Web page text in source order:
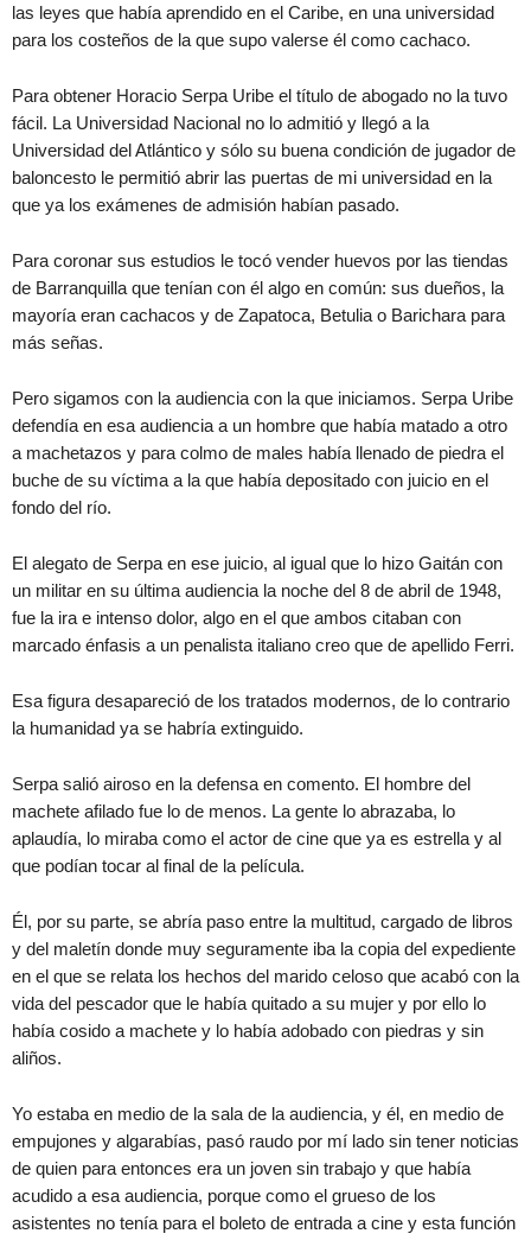
las leyes que había aprendido en el Caribe, en una universidad
para los costeños de la que supo valerse él como cachaco.
Para obtener Horacio Serpa Uribe el título de abogado no la tuvo
fácil. La Universidad Nacional no lo admitió y llegó a la
Universidad del Atlántico y sólo su buena condición de jugador de
baloncesto le permitió abrir las puertas de mi universidad en la
que ya los exámenes de admisión habían pasado.
Para coronar sus estudios le tocó vender huevos por las tiendas
de Barranquilla que tenían con él algo en común: sus dueños, la
mayoría eran cachacos y de Zapatoca, Betulia o Barichara para
más señas.
Pero sigamos con la audiencia con la que iniciamos. Serpa Uribe
defendía en esa audiencia a un hombre que había matado a otro
a machetazos y para colmo de males había llenado de piedra el
buche de su víctima a la que había depositado con juicio en el
fondo del río.
El alegato de Serpa en ese juicio, al igual que lo hizo Gaitán con
un militar en su última audiencia la noche del 8 de abril de 1948,
fue la ira e intenso dolor, algo en el que ambos citaban con
marcado énfasis a un penalista italiano creo que de apellido Ferri.
Esa figura desapareció de los tratados modernos, de lo contrario
la humanidad ya se habría extinguido.
Serpa salió airoso en la defensa en comento. El hombre del
machete afilado fue lo de menos. La gente lo abrazaba, lo
aplaudía, lo miraba como el actor de cine que ya es estrella y al
que podían tocar al final de la película.
Él, por su parte, se abría paso entre la multitud, cargado de libros
y del maletín donde muy seguramente iba la copia del expediente
en el que se relata los hechos del marido celoso que acabó con la
vida del pescador que le había quitado a su mujer y por ello lo
había cosido a machete y lo había adobado con piedras y sin
aliños.
Yo estaba en medio de la sala de la audiencia, y él, en medio de
empujones y algarabías, pasó raudo por mí lado sin tener noticias
de quien para entonces era un joven sin trabajo y que había
acudido a esa audiencia, porque como el grueso de los
asistentes no tenía para el boleto de entrada a cine y esta función